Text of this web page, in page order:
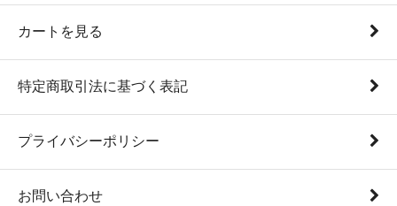
カートを見る
特定商取引法に基づく表記
プライバシーポリシー
お問い合わせ